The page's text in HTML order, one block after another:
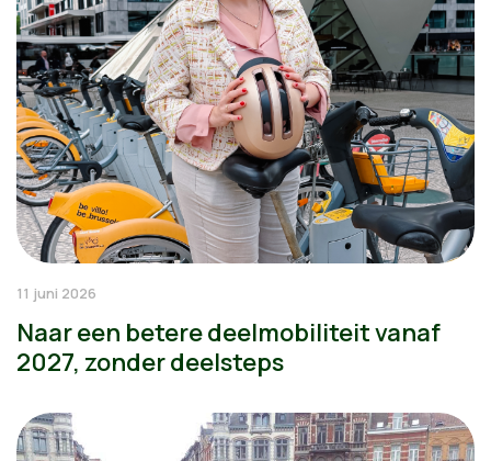
11 juni 2026
Naar een betere deelmobiliteit vanaf
2027, zonder deelsteps